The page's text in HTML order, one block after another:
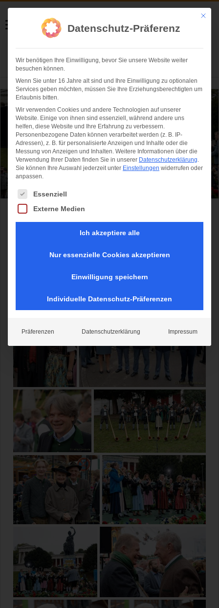
Helmut Swoboda
Fotografie
Herzlich willkommen
Das war das Standkonzert der
Oktoberfest-Kapellen 2022
Das traditionelle Standkonzert der Oktoberfestkapellen 2022 zu
Mit
Datenschutz-Präferenz
Wir benötigen Ihre Einwilligung, bevor Sie unsere Website weiter
besuchen können.
Wenn Sie unter 16 Jahre alt sind und Ihre Einwilligung zu optionalen
Services geben möchten, müssen Sie Ihre Erziehungsberechtigten um
Erlaubnis bitten.
Wir verwenden Cookies und andere Technologien auf unserer
Website. Einige von ihnen sind essenziell, während andere uns
helfen, diese Website und Ihre Erfahrung zu verbessern.
Personenbezogene Daten können verarbeitet werden (z. B. IP-
Adressen), z. B. für personalisierte Anzeigen und Inhalte oder die
Messung von Anzeigen und Inhalten. Weitere Informationen über die
Verwendung Ihrer Daten finden Sie in unserer Datenschutzerklärung.
Sie können Ihre Auswahl jederzeit unter Einstellungen widerrufen oder
anpassen.
Es folgt eine Liste der Service-Gruppen, für die eine Einwilligung
Essenziell
Externe Medien
Ich akzeptiere alle
Nur essenzielle Cookies akzeptieren
Einwilligung speichern
Individuelle Datenschutz-Präferenzen
Präferenzen Datenschutzerklärung Impressum